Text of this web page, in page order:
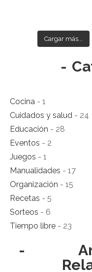
Cargar más...
-
Cocina - 1
Cuidados y salud - 24
Educación - 28
Eventos - 2
Juegos - 1
Manualidades - 17
Organización - 15
Recetas - 5
Sorteos - 6
Tiempo libre - 23
-